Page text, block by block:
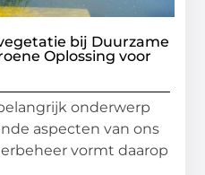
bij Duurzame
Oplossing voor
onderwerp
aspecten van ons
vormt daarop